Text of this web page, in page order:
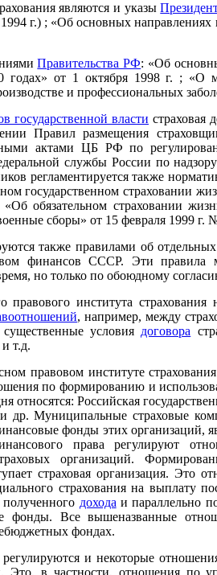
являются и указы
г.) ; «Об основных направлениях
Правительства РФ: «Об
от 1 октября 1998 г. ; «О
и профессиональных
государственной власти страховая
Правил размещения
актами ЦБ РФ по
службы России по
регламентируется также
государственном страховании
обязательном страховании
сборы» от 15 февраля 1999 г.
также правилами об
финансов СССР. Эти правила
но только по обоюдному
правового института
, например, между
условия договора
и т.д.
правовом институте
по формированию и
относятся: Российская
др. Муниципальные страховые
фонды этих организаций,
права регулируют
организаций.
страховая организация. Это
страхования на выплату
дохода и параллельно
фонды. Все вышеназванные
фондах.
и некоторые
Это, в частности, отношения по